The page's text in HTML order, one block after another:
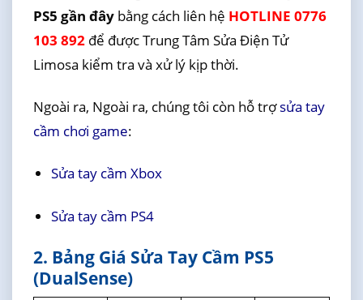
PS5 gần đâybằng cách liên hệ HOTLINE 0776
103 892để được Trung Tâm Sửa Điện Tử
Limosa kiểm tra và xử lý kịp thời.
Ngoài ra, Ngoài ra, chúng tôi còn hỗ trợsửa tay
cầm chơi game:
Sửa tay cầm Xbox
Sửa tay cầm PS4
2. Bảng Giá Sửa Tay Cầm PS5
(DualSense)